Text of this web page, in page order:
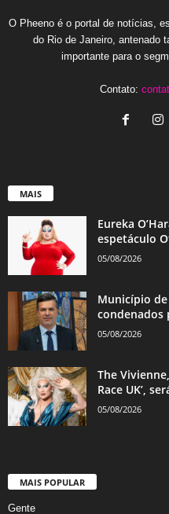
O Pheeno é o portal de notícias,
do Rio de Janeiro, antenado
importante para o
Contato:
MAIS
Eureka
espetáculo
05/08/2026
Município
condenados
05/08/2026
The
Race UK’,
05/08/2026
MAIS POPULAR
Gente